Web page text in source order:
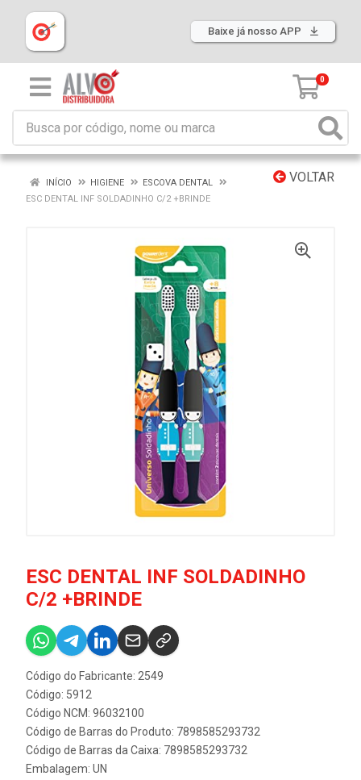
Baixe já nosso APP
0
VOLTAR
INÍCIO HIGIENE
ESCOVA DENTAL
ESC DENTAL INF SOLDADINHO C/2 +BRINDE
ESC DENTAL INF SOLDADINHO
C/2 +BRINDE
Código do Fabricante: 2549
Código: 5912
Código NCM: 96032100
Código de Barras do Produto: 7898585293732
Código de Barras da Caixa: 7898585293732
Embalagem: UN